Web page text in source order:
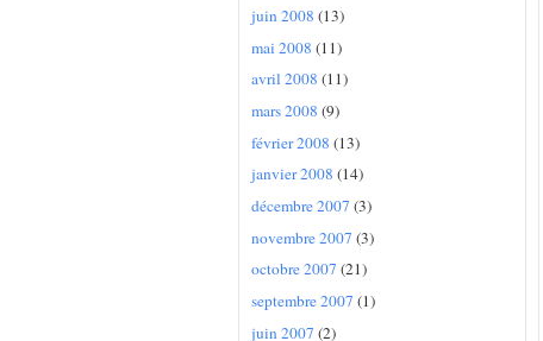
juin 2008 (13)
mai 2008 (11)
avril 2008 (11)
mars 2008 (9)
février 2008 (13)
janvier 2008 (14)
décembre 2007 (3)
novembre 2007 (3)
octobre 2007 (21)
septembre 2007 (1)
juin 2007 (2)